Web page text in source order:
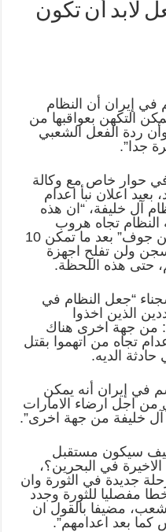
لابد أن تكون
في إيران أن النظام
التكهن بعواقبها من
ردة الفعل الشعبي
جدا”.
في حوار خاص مع وكالة
بعيد اعلان نبأ اعدام
آل خليفة، “ان هذه
النظام تجاه هروب
مجموعة من السجناء من سجن جوف” بعد ما تمكن 10
ولن تفلح اجهزة
حتى هذه اللحظة.
“جعل النظام في
الذين اخذوا
من جهة اخرى هناك
تجاه من اتهموا بقتل
الديه.
في إيران أنه يمكن
من اجل ارضاء الامارات
خليفة من جهة اخرى”.
سيكون مستقبل
في البحرين؟،
جديدة في الثورة وان
مفصليا للثورة وجدد
مضيفا بالقول ان
كما بعد اعدامهم”.